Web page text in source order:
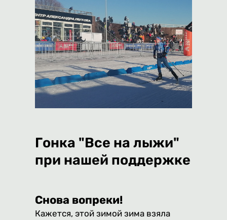
Гонка "Все на лыжи"
при нашей поддержке
Снова вопреки!
Кажется, этой зимой зима взяла